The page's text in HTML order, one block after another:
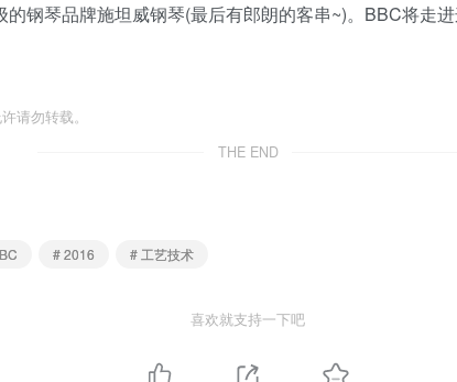
的钢琴品牌施坦威钢琴(最后有郎朗的客串~)。BBC将走
请勿转载。
THE END
# 2016 # 工艺技术
喜欢就支持一下吧